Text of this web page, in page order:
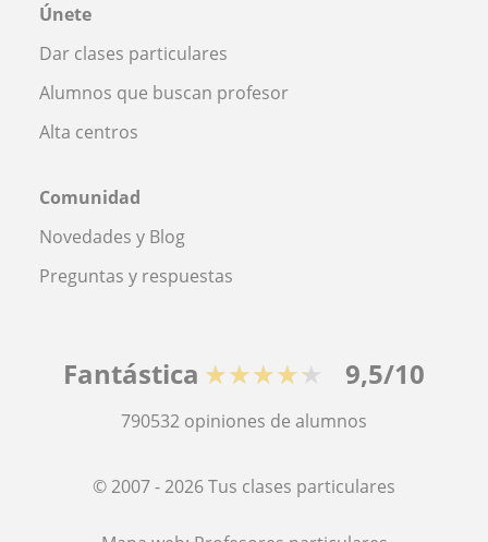
Únete
Dar clases particulares
Alumnos que buscan profesor
Alta centros
Comunidad
Novedades y Blog
Preguntas y respuestas
Fantástica ★★★★★ 9,5/10
790532 opiniones de alumnos
© 2007 - 2026 Tus clases particulares